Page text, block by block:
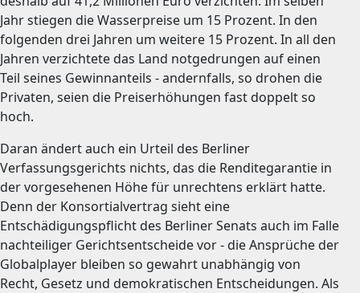
Jahr stiegen die Wasserpreise um 15 Prozent. In den
folgenden drei Jahren um weitere 15 Prozent. In all den
Jahren verzichtete das Land notgedrungen auf einen
Teil seines Gewinnanteils - andernfalls, so drohen die
Privaten, seien die Preiserhöhungen fast doppelt so
hoch.
Daran ändert auch ein Urteil des Berliner
Verfassungsgerichts nichts, das die Renditegarantie in
der vorgesehenen Höhe für unrechtens erklärt hatte.
Denn der Konsortialvertrag sieht eine
Entschädigungspflicht des Berliner Senats auch im Falle
nachteiliger Gerichtsentscheide vor - die Ansprüche der
Globalplayer bleiben so gewahrt unabhängig von
Recht, Gesetz und demokratischen Entscheidungen. Als